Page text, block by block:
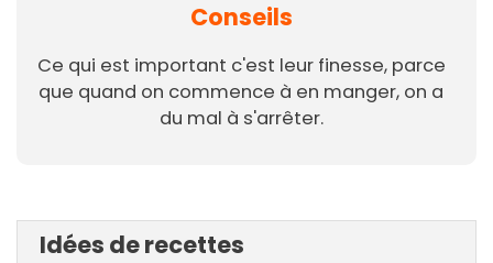
Conseils
Ce qui est important c'est leur finesse, parce
que quand on commence à en manger, on a
du mal à s'arrêter.
Idées de recettes